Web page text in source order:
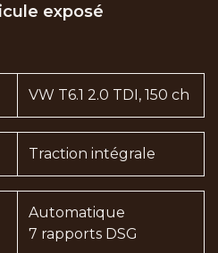
exposé
VW T6.1 2.0 TDI, 150 ch
Traction intégrale
Automatique
7 rapports DSG